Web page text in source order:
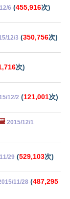
6 (455,916次)
12/3 (350,756次)
次)
12/2 (121,001次)
2015/12/1
29 (529,103次)
11/28 (487,295